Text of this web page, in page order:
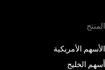
المنتج
الأسهم الأمريكية
أسهم الخليج